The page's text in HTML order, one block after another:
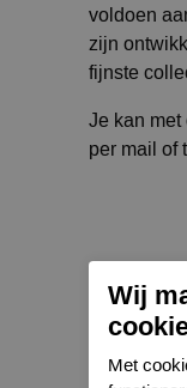
voldoen
zijn
fijnste
Je kan
per mail of
Wij
Met